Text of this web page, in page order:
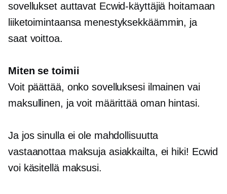
sovellukset auttavat Ecwid-käyttäjiä hoitamaan
liiketoimintaansa menestyksekkäämmin, ja
saat voittoa.
Miten se toimii
Voit päättää, onko sovelluksesi ilmainen vai
maksullinen, ja voit määrittää oman hintasi.
Ja jos sinulla ei ole mahdollisuutta
vastaanottaa maksuja asiakkailta, ei hiki! Ecwid
voi käsitellä maksusi.